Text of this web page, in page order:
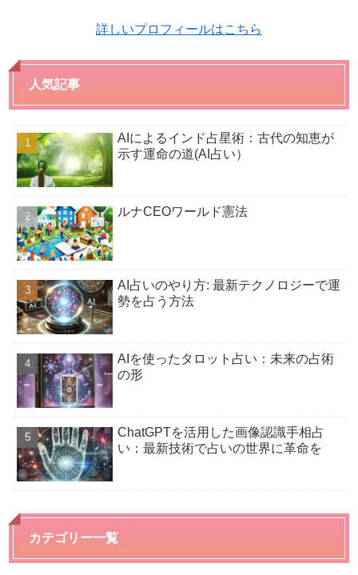
詳しいプロフィールはこちら
人気記事
AIによるインド占星術：古代の知恵が
示す運命の道(AI占い）
ルナCEOワールド憲法
AI占いのやり方: 最新テクノロジーで運
勢を占う方法
AIを使ったタロット占い：未来の占術
の形
ChatGPTを活用した画像認識手相占
い：最新技術で占いの世界に革命を
カテゴリー一覧